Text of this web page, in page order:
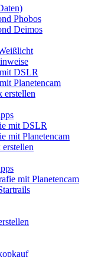
Phobos
Deimos
DSLR
Planetencam
erstellen
mit DSLR
mit Planetencam
mit Planetencam